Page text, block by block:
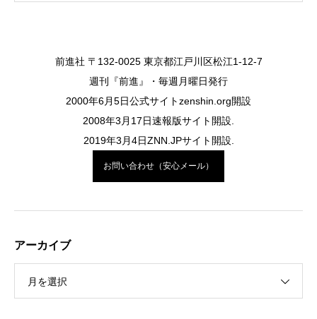
前進社 〒132-0025 東京都江戸川区松江1-12-7
週刊『前進』・毎週月曜日発行
2000年6月5日公式サイトzenshin.org開設
2008年3月17日速報版サイト開設.
2019年3月4日ZNN.JPサイト開設.
お問い合わせ（安心メール）
アーカイブ
月を選択